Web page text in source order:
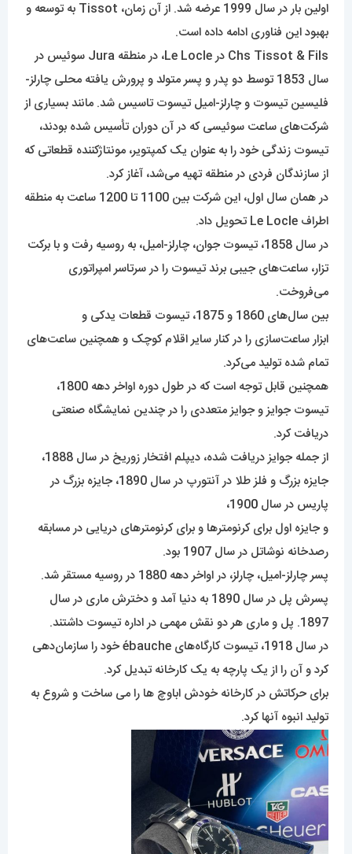
اولین بار در سال 1999 عرضه شد. از آن زمان، Tissot به توسعه و
بهبود این فناوری ادامه داده است.
Chs Tissot & Fils در Le Locle، در منطقه Jura سوئیس در
سال 1853 توسط دو پدر و پسر متولد و پرورش یافته محلی چارلز-
فلیسین تیسوت و چارلز-امیل تیسوت تاسیس شد. مانند بسیاری از
شرکت‌های ساعت سوئیسی که در آن دوران تأسیس شده بودند،
تیسوت زندگی خود را به عنوان یک کمپتویر، مونتاژکننده قطعاتی که
از سازندگان فردی در منطقه تهیه می‌شد، آغاز کرد.
در همان سال اول، این شرکت بین 1100 تا 1200 ساعت به منطقه
اطراف Le Locle تحویل داد.
در سال 1858، تیسوت جوان، چارلز-امیل، به روسیه رفت و با برکت
تزار، ساعت‌های جیبی برند تیسوت را در سرتاسر امپراتوری
می‌فروخت.
بین سال‌های 1860 و 1875، تیسوت قطعات یدکی و
ابزار ساعت‌سازی را در کنار سایر اقلام کوچک و همچنین ساعت‌های
تمام شده تولید می‌کرد.
همچنین قابل توجه است که در طول دوره اواخر دهه 1800،
تیسوت جوایز و جوایز متعددی را در چندین نمایشگاه صنعتی
دریافت کرد.
از جمله جوایز دریافت شده، دیپلم افتخار زوریخ در سال 1888،
جایزه بزرگ و فلز طلا در آنتورپ در سال 1890، جایزه بزرگ در
پاریس در سال 190 0
،
و جایزه اول برای کرنومترها و برای کرنومترهای دریایی در مسابقه
رصدخانه نوشاتل در سال 1907 بود.
پسر چارلز-امیل، چارلز، در اواخر دهه 1880 در روسیه مستقر شد.
پسرش پل در سال 1890 به دنیا آمد و دخترش ماری در سال
1897. پل و ماری هر دو نقش مهمی در اداره تیسوت داشتند.
در سال 1918، تیسوت کارگاه‌های ébauche خود را سازمان‌دهی
کرد و آن را از یک پارچه به یک کارخانه تبدیل کرد.
برای حرکاتش در کارخانه خودش اباوچ ها را می ساخت و شروع به
تولید انبوه آنها کرد.